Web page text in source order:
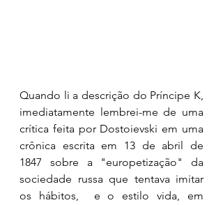
Quando li a descrição do Príncipe K,
imediatamente lembrei-me de uma
crítica feita por Dostoievski em uma
crônica escrita em 13 de abril de
1847 sobre a "europetização" da
sociedade russa que tentava imitar
os hábitos,  e o estilo vida, em